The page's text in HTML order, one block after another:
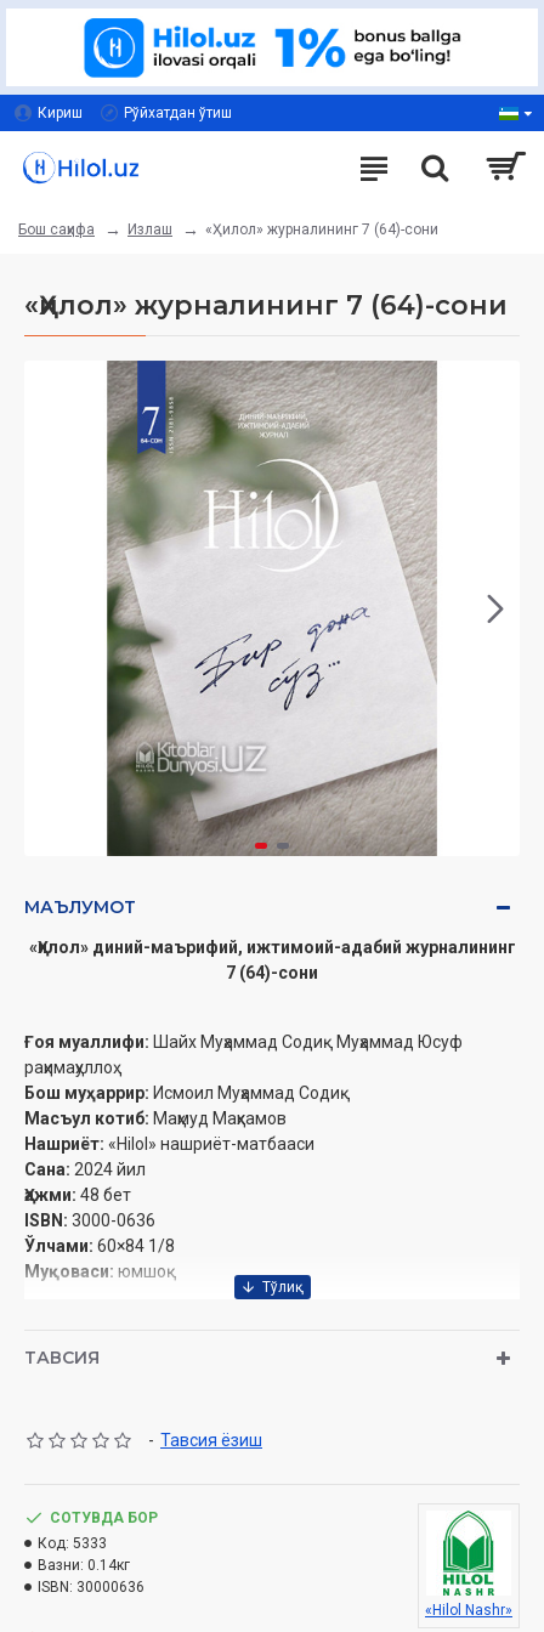
Кириш Рўйхатдан ўтиш
Бош саҳифа Излаш «Ҳилол» журналининг 7 (64)-сони
«Ҳилол» журналининг 7 (64)-сони
МАЪЛУМОТ
«Ҳилол» диний-маърифий, ижтимоий-адабий журналининг
7 (64)-сони
Ғоя муаллифи: Шайх Муҳаммад Содиқ Муҳаммад Юсуф
раҳимаҳуллоҳ
Бош муҳаррир: Исмоил Муҳаммад Содиқ
Масъул котиб: Маҳмуд Маҳкамов
Нашриёт: «Hilol» нашриёт-матбааси‎
Сана: 2024 йил
Ҳажми: 48 бет‎
ISBN: 3000-0636
Ўлчами: 60×84 1/8
Муқоваси: юмшоқ
Ўзбекистон Республикаси Вазирлар Маҳкамаси
Обуна бўлиш
ТАВСИЯ
- Тавсия ёзиш
СОТУВДА БОР
Код: 5333
Вазни: 0.14кг
ISBN: 30000636
«Hilol Nashr»